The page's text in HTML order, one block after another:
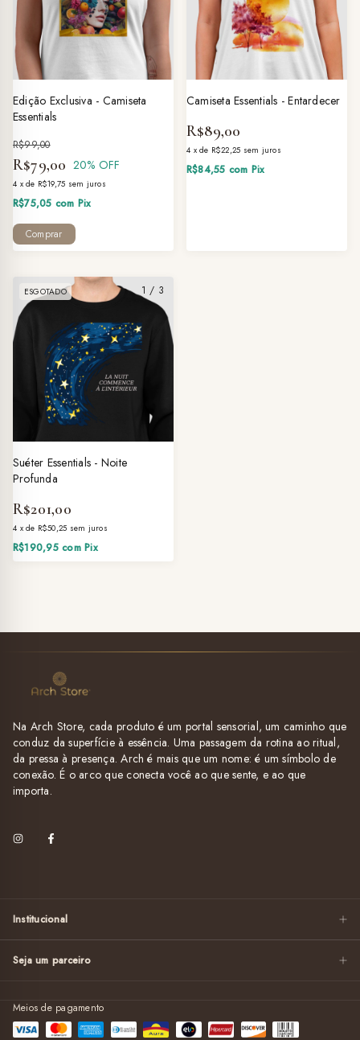
Edição Exclusiva - Camiseta
Essentials
R$79,00
R$99,00
20% OFF
4 x de R$19,75 sem juros
R$75,05 com Pix
Comprar
Camiseta Essentials - Entardecer
R$89,00
4 x de R$22,25 sem juros
R$84,55 com Pix
1 / 3
ESGOTADO
Suéter Essentials - Noite
Profunda
R$201,00
4 x de R$50,25 sem juros
R$190,95com Pix
Na Arch Store, cada produto é um portal sensorial, um caminho que
conduz da superfície à essência. Uma passagem da rotina ao ritual,
da pressa à presença. Arch é mais que um nome: é um símbolo de
conexão. É o arco que conecta você ao que sente, e ao que
importa.
Institucional
Seja um parceiro
Meios de pagamento